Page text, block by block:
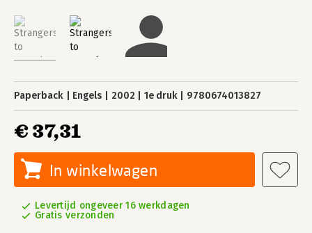
Paperback Engels 2002 1e druk 9780674013827
€ 37,31
In winkelwagen
Levertijd ongeveer 16 werkdagen
Gratis verzonden